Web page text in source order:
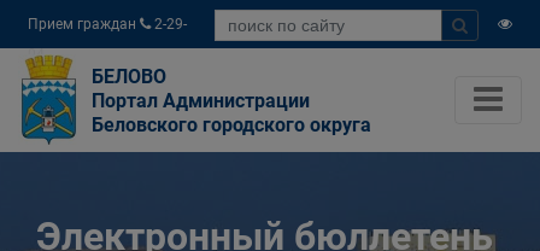
Прием граждан
2-29-
04
БЕЛОВО
Портал Администрации
Беловского городского округа
Электронный бюллетень